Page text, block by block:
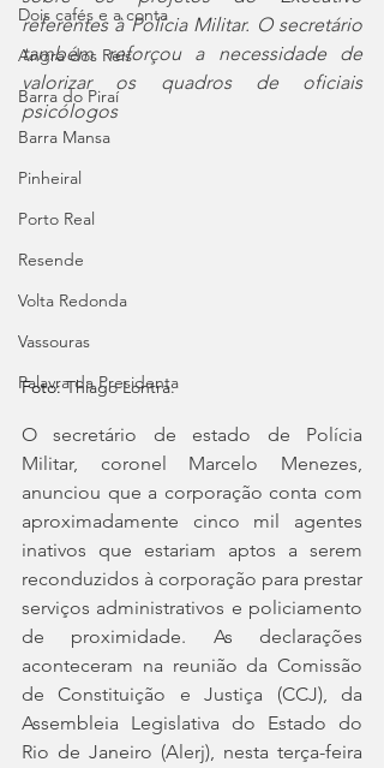
Dois cafés e a conta
Angra dos Reis
Barra do Piraí
Barra Mansa
Pinheiral
Porto Real
Resende
Volta Redonda
Vassouras
Palavra da Presidenta
referentes à Polícia Militar. O secretário
também reforçou a necessidade de
valorizar os quadros de oficiais
psicólogos
Foto: Thiago Lontra.
O secretário de estado de Polícia
Militar, coronel Marcelo Menezes,
anunciou que a corporação conta com
aproximadamente cinco mil agentes
inativos que estariam aptos a serem
reconduzidos à corporação para prestar
serviços administrativos e policiamento
de proximidade. As declarações
aconteceram na reunião da Comissão
de Constituição e Justiça (CCJ), da
Assembleia Legislativa do Estado do
Rio de Janeiro (Alerj), nesta terça-feira